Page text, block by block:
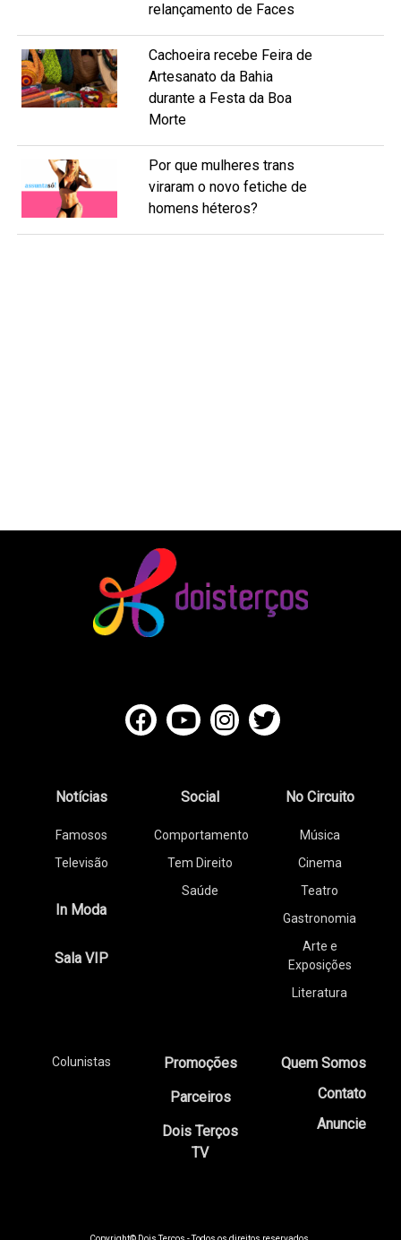
relançamento de Faces
Cachoeira recebe Feira de
Artesanato da Bahia
durante a Festa da Boa
Morte
Por que mulheres trans
viraram o novo fetiche de
homens héteros?
Notícias
Famosos
Televisão
In Moda
Sala VIP
Social
Comportamento
Tem Direito
Saúde
No Circuito
Música
Cinema
Teatro
Gastronomia
Arte e
Exposições
Literatura
Colunistas
Promoções
Parceiros
Dois Terços
TV
Quem Somos
Contato
Anuncie